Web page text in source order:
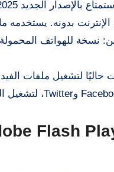
بدونه. يستخدمه
نسخة للهواتف
من أشهر التطبيقات حاليًا